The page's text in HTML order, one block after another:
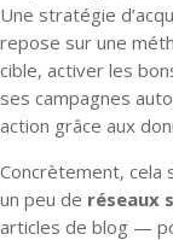
Une stratégie
repose sur une
cible, activer les
ses campagnes
action grâce aux
Concrètement,
un peu de réseaux
articles de blog —